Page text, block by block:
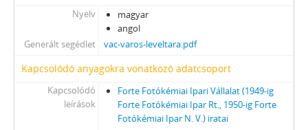
Nyelv
magyar
angol
Generált segédlet
vac-varos-leveltara.pdf
Kapcsolódó anyagokra vonatkozó adatcsoport
Kapcsolódó
leírások
Forte Fotókémiai Ipari Vállalat (1949-ig
Forte Fotókémiai Ipar Rt., 1950-ig Forte
Fotókémiai Ipar N. V.) iratai